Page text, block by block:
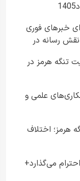
خبرهای فوری
نقش رسانه در
تنگه هرمز در
علمی و
هرمز؛ اختلاف
می‌گذارد+